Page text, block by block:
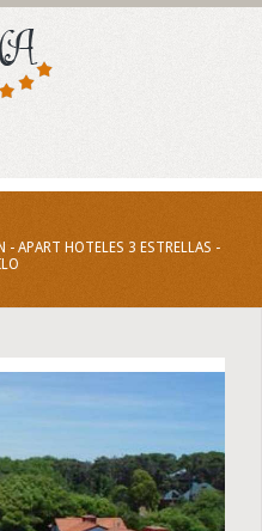
APART HOTELES 3 ESTRELLAS -